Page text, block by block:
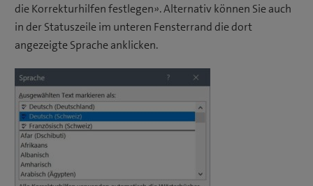
die Korrekturhilfen festlegen». Alternativ können Sie auch
in der Statuszeile im unteren Fensterrand die dort
angezeigte Sprache anklicken.